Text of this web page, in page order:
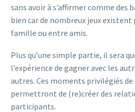
sans avoir à s’affirmer comme
bien car de nombreux jeux existent
famille ou entre amis.
Plus qu’une simple partie, il sera
l’expérience de gagner avec les
autres. Ces moments privilégiés
permettront de (re)créer des
participants.